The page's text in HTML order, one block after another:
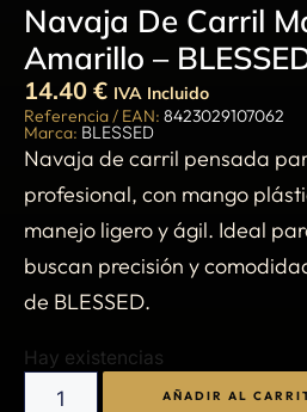
Navaja De Carril
Amarillo –
14.40 € IVA Incluido
Referencia / EAN: 8423029107062
Marca: BLESSED
Navaja de carril pensada
profesional, con mango
manejo ligero y ágil. Ideal
buscan precisión y
de BLESSED.
Hay existencias
AÑADIR AL